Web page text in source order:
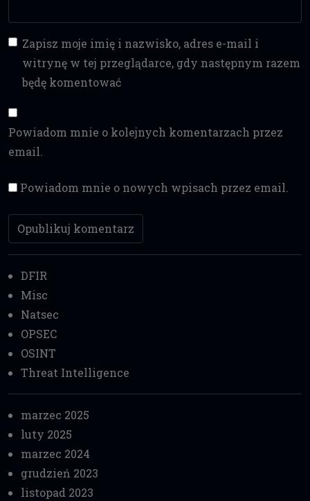
Zapisz moje imię i nazwisko, adres e-mail i
witrynę w tej przeglądarce, gdy następnym razem
będę komentować
Powiadom mnie o kolejnych komentarzach przez
email.
Powiadom mnie o nowych wpisach przez email.
DFIR
Misc
Natsec
OPSEC
OSINT
Threat Intelligence
marzec 2025
luty 2025
marzec 2024
grudzień 2023
listopad 2023